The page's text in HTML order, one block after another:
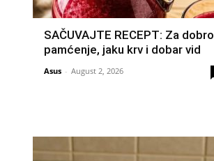
SAČUVAJTE RECEPT: Za dobro
pamćenje, jaku krv i dobar vid
Asus - August 2, 2026